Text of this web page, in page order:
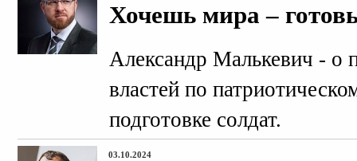
Хочешь мира –
Александр Малькевич - о
властей по
подготовке солдат.
03.10.2024